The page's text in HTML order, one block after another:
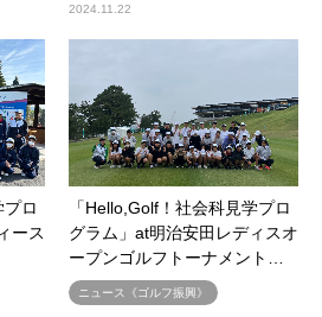
2024.11.22
プロ
ース
「Hello,Golf！社会科見学プロ
グラム」at明治安田レディスオ
ープンゴルフトーナメント…
ニュース《ゴルフ振興》